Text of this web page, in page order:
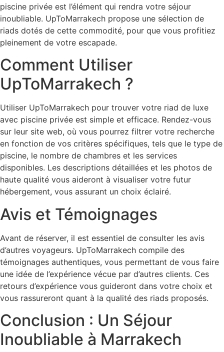
piscine privée est l’élément qui rendra votre séjour
inoubliable. UpToMarrakech propose une sélection de
riads dotés de cette commodité, pour que vous profitiez
pleinement de votre escapade.
Comment Utiliser
UpToMarrakech ?
Utiliser UpToMarrakech pour trouver votre riad de luxe
avec piscine privée est simple et efficace. Rendez-vous
sur leur site web, où vous pourrez filtrer votre recherche
en fonction de vos critères spécifiques, tels que le type de
piscine, le nombre de chambres et les services
disponibles. Les descriptions détaillées et les photos de
haute qualité vous aideront à visualiser votre futur
hébergement, vous assurant un choix éclairé.
Avis et Témoignages
Avant de réserver, il est essentiel de consulter les avis
d’autres voyageurs. UpToMarrakech compile des
témoignages authentiques, vous permettant de vous faire
une idée de l’expérience vécue par d’autres clients. Ces
retours d’expérience vous guideront dans votre choix et
vous rassureront quant à la qualité des riads proposés.
Conclusion : Un Séjour
Inoubliable à Marrakech